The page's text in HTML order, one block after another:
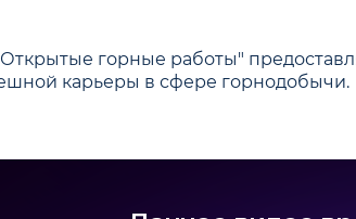
горные работы"
карьеры в сфере горнодобычи.